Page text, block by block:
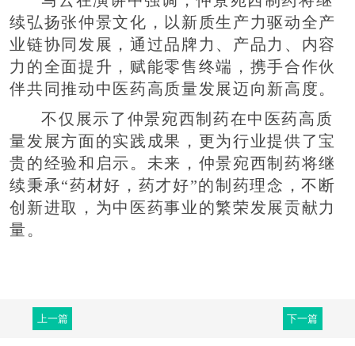
续弘扬张仲景文化，以新质生产力驱动全产
业链协同发展，通过品牌力、产品力、内容
力的全面提升，赋能零售终端，携手合作伙
伴共同推动中医药高质量发展迈向新高度。
不仅展示了仲景宛西制药在中医药高质
量发展方面的实践成果，更为行业提供了宝
贵的经验和启示。未来，仲景宛西制药将继
续秉承“药材好，药才好”的制药理念，不断
创新进取，为中医药事业的繁荣发展贡献力
量。
上一篇 下一篇